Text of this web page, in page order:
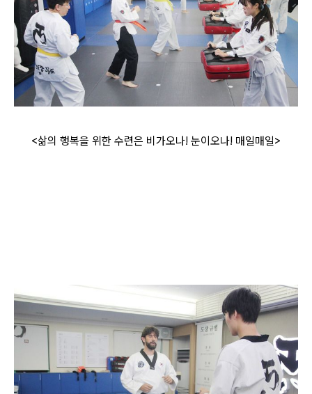
<삶의 행복을 위한 수련은 비가오나! 눈이오나! 매일매일>